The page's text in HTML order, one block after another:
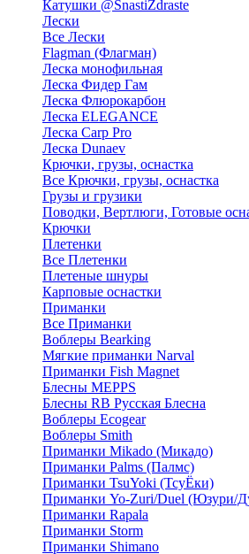
Катушки @SnastiZdraste
Лески
Все Лески
Flagman (Флагман)
Леска монофильная
Леска Фидер Гам
Леска Флюрокарбон
Леска ELEGANCE
Леска Carp Pro
Леска Dunaev
Крючки, грузы, оснастка
Все Крючки, грузы, оснастка
Грузы и грузики
Поводки, Вертлюги, Готовые
Крючки
Плетенки
Все Плетенки
Плетеные шнуры
Карповые оснастки
Приманки
Все Приманки
Воблеры Bearking
Мягкие приманки Narval
Приманки Fish Magnet
Блесны MEPPS
Блесны RB Русская Блесна
Воблеры Ecogear
Воблеры Smith
Приманки Mikado (Микадо)
Приманки Palms (Палмс)
Приманки TsuYoki (ТсуЁки)
Приманки Yo-Zuri/Duel (Юзури/
Приманки Rapala
Приманки Storm
Приманки Shimano